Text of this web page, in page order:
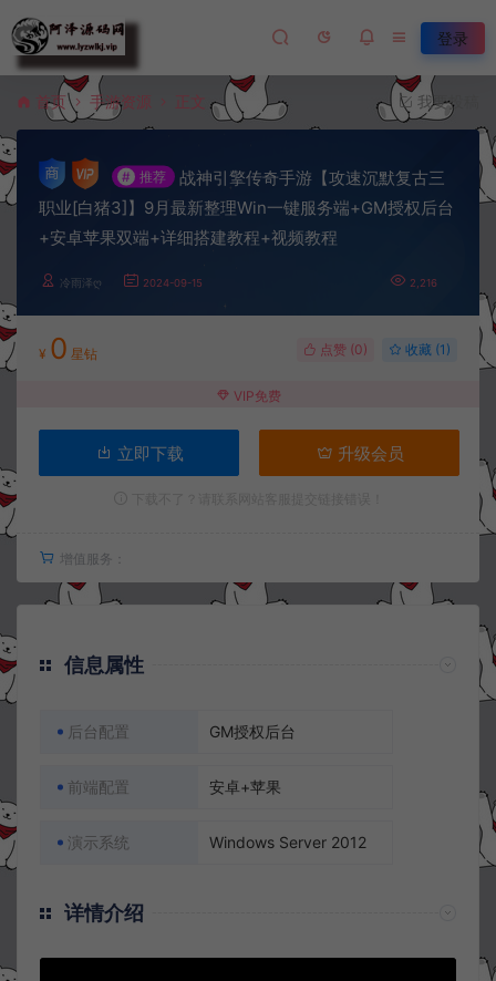
登录
首页 手游资源 正文 我要投稿
# 推荐
战神引擎传奇手游【攻速沉默复古三
职业[白猪3]】9月最新整理Win一键服务端+GM授权后台
+安卓苹果双端+详细搭建教程+视频教程
冷雨泽ღ 2024-09-15 2,216
¥ 0 星钻 点赞 (0) 收藏 (1)
VIP免费
立即下载 升级会员
增值服务：
信息属性
后台配置 GM授权后台
前端配置 安卓+苹果
演示系统 Windows Server 2012
详情介绍